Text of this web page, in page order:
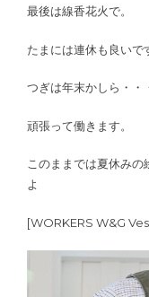
最後は線香花火で。
たまには連休も良いで
つぎは年末かしら・・
頑張って働きます。
このままでは夏休み
よ
[WORKERS W&G